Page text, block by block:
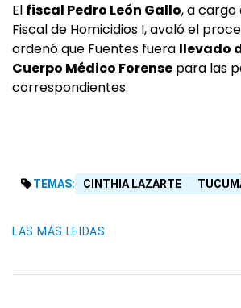
El fiscal Pedro León Gallo, a cargo
Fiscal de Homicidios I, avaló el
ordenó que Fuentes fuera llevado
Cuerpo Médico Forense para las
correspondientes.
TEMAS: CINTHIA LAZARTE
LAS MÁS LEIDAS